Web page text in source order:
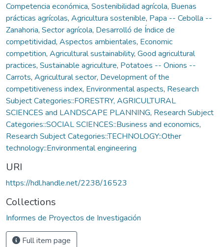
Competencia económica, Sostenibilidad agrícola, Buenas
prácticas agrícolas, Agricultura sostenible, Papa -- Cebolla --
Zanahoria, Sector agrícola, Desarrolló de Índice de
competitividad, Aspectos ambientales, Economic
competition, Agricultural sustainability, Good agricultural
practices, Sustainable agriculture, Potatoes -- Onions --
Carrots, Agricultural sector, Development of the
competitiveness index, Environmental aspects, Research
Subject Categories::FORESTRY, AGRICULTURAL
SCIENCES and LANDSCAPE PLANNING, Research Subject
Categories::SOCIAL SCIENCES::Business and economics,
Research Subject Categories::TECHNOLOGY::Other
technology::Environmental engineering
URI
https://hdl.handle.net/2238/16523
Collections
Informes de Proyectos de Investigación
Full item page